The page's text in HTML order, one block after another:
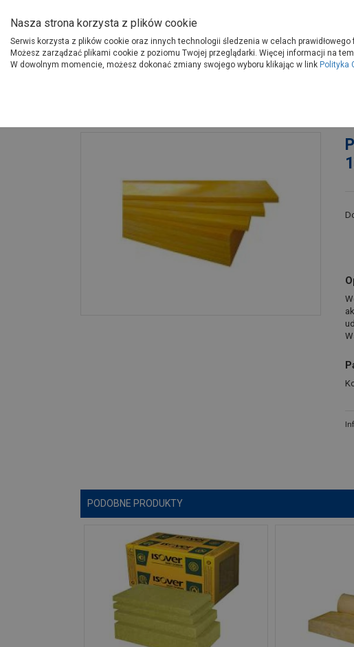
Produkty
O Grupie PSB
Gdzie kupisz
Płyta wełna szklana TDPT 20 PAK 1200x600x20 mm
PODOBNE PRODUKTY
Nasza strona korzysta z plików cookie
Serwis korzysta z plików cookie oraz innych technologii śledzenia w celach
Możesz zarządzać plikami cookie z poziomu Twojej przeglądarki. Więcej informacji na
W dowolnym momencie, możesz dokonać zmiany swojego wyboru klikając w link Polityka